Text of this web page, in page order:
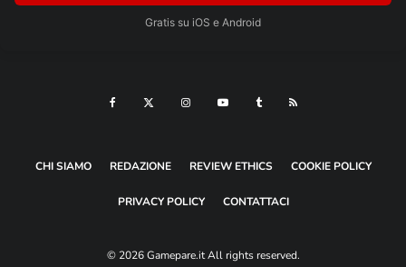
Sito web
Gratis su iOS e Android
CHI SIAMO REDAZIONE REVIEW ETHICS COOKIE POLICY
PRIVACY POLICY CONTATTACI
© 2026 Gamepare.it All rights reserved.